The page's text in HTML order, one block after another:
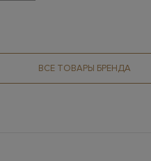
ВСЕ ТОВАРЫ БРЕНДА